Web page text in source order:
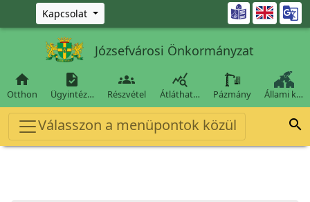
Ugrás a fő tartalomra
Kapcsolat 
Józsefvárosi Önkormányzat

Otthon

Ügyintéz…

Részvétel

Átláthat… Pázmány Állami k…
Válasszon a menüpontok közül 